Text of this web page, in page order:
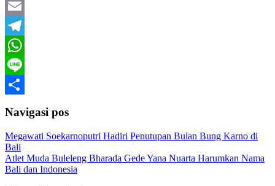
Twitter
Email
Telegram
WhatsApp
Line
Navigasi pos
Megawati Soekarnoputri Hadiri Penutupan Bulan Bung Karno di
Bali
Atlet Muda Buleleng Bharada Gede Yana Nuarta Harumkan Nama
Bali dan Indonesia